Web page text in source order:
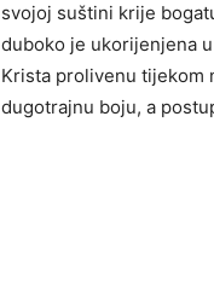
svojoj suštini krije
duboko je ukorijenjena
Krista prolivenu tijekom
dugotrajnu boju, a